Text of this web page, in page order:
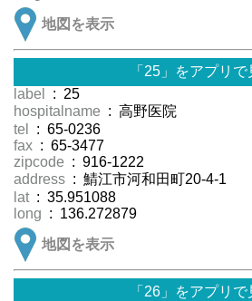
地図を表示
「25」をアプリで
label
: 25
hospitalname : 高野医院
tel
: 65-0236
fax : 65-3477
zipcode : 916-1222
address : 鯖江市河和田町20-4-1
lat : 35.951088
long : 136.272879
地図を表示
「26」をアプリで